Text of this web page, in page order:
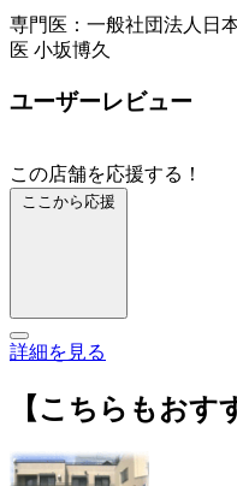
専門医：一般社団法人日
医 小坂博久
ユーザーレビュー
この店舗を応援する！
ここから応援
詳細を見る
【こちらもおす